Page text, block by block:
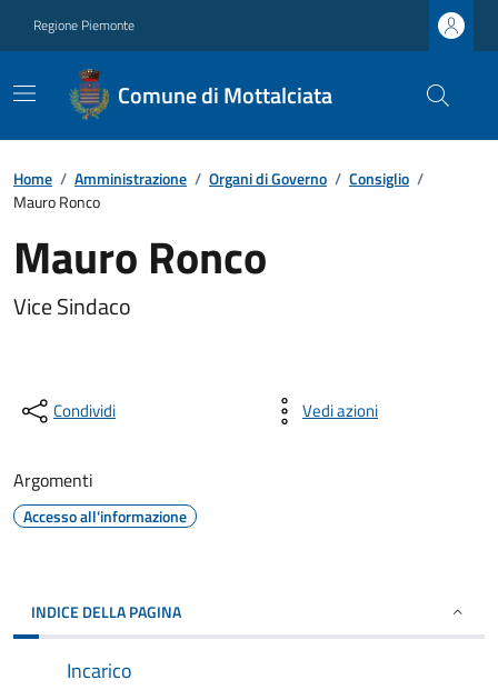
Regione Piemonte
Comune di Mottalciata
Home / Amministrazione / Organi di Governo / Consiglio /
Mauro Ronco
Mauro Ronco
Vice Sindaco
Condividi Vedi azioni
Argomenti
Accesso all'informazione
INDICE DELLA PAGINA
Incarico